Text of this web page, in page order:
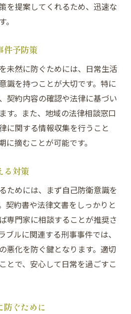
を提案してくれるため、迅速な
件予防策
未然に防ぐためには、日常生活
識を持つことが大切です。特に
契約内容の確認や法律に基づい
す。また、地域の法律相談窓口
に関する情報収集を行うこと
摘むことが可能です。
る対策
ためには、まず自己防衛意識を
契約書や法律文書をしっかりと
専門家に相談することが推奨さ
ブルに関連する刑事事件では、
悪化を防ぐ鍵となります。適切
とで、安心して日常を過ごすこ
防ぐために